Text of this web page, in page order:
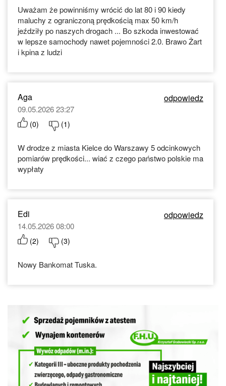
Uważam że powinniśmy wrócić do lat 80 i 90 kiedy
maluchy z ograniczoną prędkością max 50 km/h
jeździły po naszych drogach ... Bo szkoda inwestować
w lepsze samochody nawet pojemności 2.0. Brawo Żart
i kpina z ludzi
Aga odpowiedz
09.05.2026 23:27
(0) (1)
W drodze z miasta Kielce do Warszawy 5 odcinkowych
pomiarów prędkości... wiać z czego państwo polskie ma
wypłaty
Edi odpowiedz
14.05.2026 08:00
(2) (3)
Nowy Bankomat Tuska.